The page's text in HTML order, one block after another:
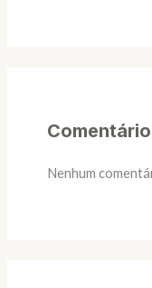
Nenhum